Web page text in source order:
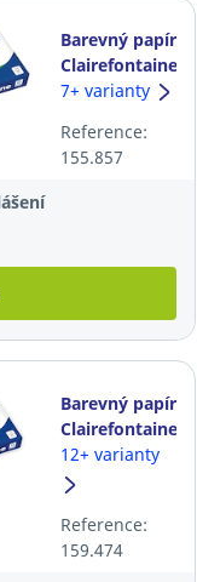
Barevný papír
Clairefontaine
Trophée, A4,
červený
7+ varianty
Reference:
155.857
Barevný papír
Clairefontaine
Trophée, A4,
80 g/m²,
žlutý
12+ varianty
Reference:
159.474